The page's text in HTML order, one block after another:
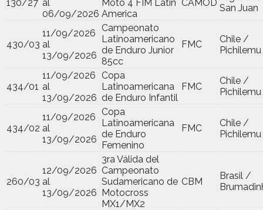
130/27 al
06/09/2026
Moto 4 FIM Latin
America
CAMOD San Juan
430/03
11/09/2026
al
13/09/2026
Campeonato
Latinoamericano
de Enduro Junior
85cc
FMC
Chile /
Pichilemu
434/01
11/09/2026
al
13/09/2026
Copa
Latinoamericana
de Enduro Infantil
FMC
Chile /
Pichilemu
434/02
11/09/2026
al
13/09/2026
Copa
Latinoamericana
de Enduro
Femenino
FMC
Chile /
Pichilemu
260/03
12/09/2026
al
13/09/2026
3ra Válida del
Campeonato
Sudamericano de
Motocross
MX1/MX2
CBM
Brasil /